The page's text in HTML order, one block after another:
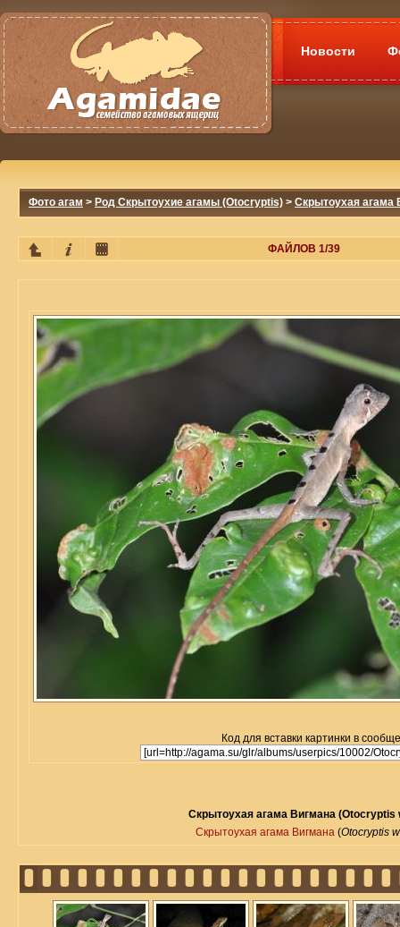
Новости
Фото агам > Род Скрытоухие агамы (Otocryptis) > Скрытоухая агама
ФАЙЛОВ 1/39
Код для вставки картинки в
Скрытоухая агама Вигмана (Otocryptis
Скрытоухая агама Вигмана (Otocryptis